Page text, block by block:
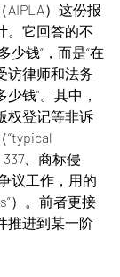
AIPLA）这份报
。它回答的不
少钱”，而是“在
访律师和法务
少钱”。其中，
权登记等非诉
“typical
、商标侵
议工作，用的
）。前者更接
推进到某一阶